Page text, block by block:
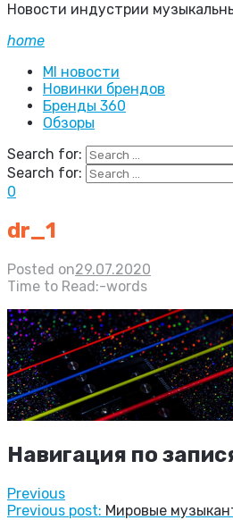
Новости индустрии
home
MI новости
Новинки брендов
Бренды 360
Обзоры
Search for:
Search for:
0
dr_1
Posted on29.07.2020
Time to Read:-words
Навигация по
Previous
Previous post: Мировые